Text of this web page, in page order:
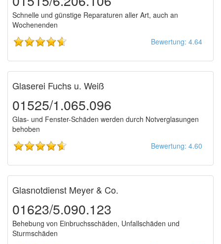
Schnelle und günstige Reparaturen aller Art, auch an
Wochenenden
Bewertung: 4.64
Glaserei Fuchs u. Weiß
01525/1.065.096
Glas- und Fenster-Schäden werden durch Notverglasungen
behoben
Bewertung: 4.60
Glasnotdienst Meyer & Co.
01623/5.090.123
Behebung von Einbruchsschäden, Unfallschäden und
Sturmschäden